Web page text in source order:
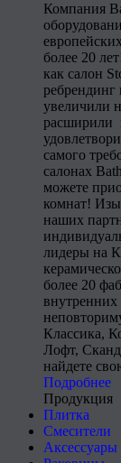
Компания
более 20
как салон
увеличили
расширили
самого
салонах
можете
комнат!
наших
лидеры на
более 20
Классика,
Лофт,
найдете
Подробнее
Продукция
Плитка
Смесители
Аксессуары